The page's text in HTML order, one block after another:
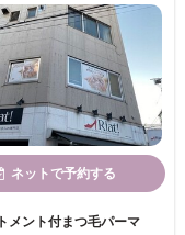
ネットで予約する
メント付まつ毛パーマ